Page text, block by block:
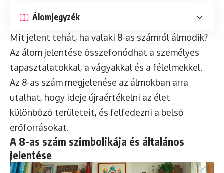
Álomjegyzék
Mit jelent tehát, ha valaki 8-as számról álmodik?
Az álom jelentése összefonódhat a személyes
tapasztalatokkal, a vágyakkal és a félelmekkel.
Az 8-as szám megjelenése az álmokban arra
utalhat, hogy ideje újraértékelni az élet
különböző területeit, és felfedezni a belső
erőforrásokat.
A 8-as szám szimbolikája és általános
jelentése